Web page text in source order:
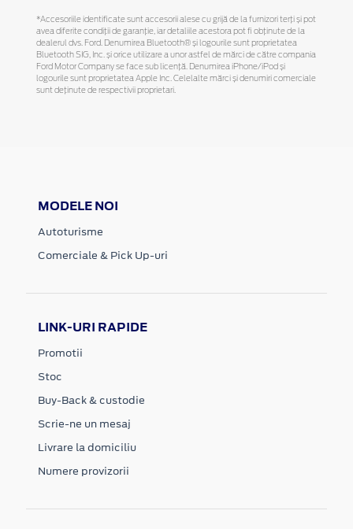
*Accesoriile identificate sunt accesorii alese cu grijă de la furnizori terți și pot
avea diferite condiții de garanție, iar detaliile acestora pot fi obținute de la
dealerul dvs. Ford. Denumirea Bluetooth® și logourile sunt proprietatea
Bluetooth SIG, Inc. și orice utilizare a unor astfel de mărci de către compania
Ford Motor Company se face sub licență. Denumirea iPhone/iPod și
logourile sunt proprietatea Apple Inc. Celelalte mărci și denumiri comerciale
sunt deținute de respectivii proprietari.
MODELE NOI
Autoturisme
Comerciale & Pick Up-uri
LINK-URI RAPIDE
Promotii
Stoc
Buy-Back & custodie
Scrie-ne un mesaj
Livrare la domiciliu
Numere provizorii